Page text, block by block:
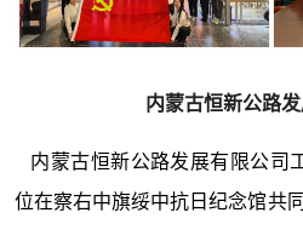
内蒙古恒新公路
内蒙古恒新公路发展有限公司
位在察右中旗绥中抗日纪念馆共